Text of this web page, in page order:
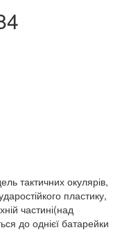
тактичних окулярів,
пластику,
частині(над
до однієї батарейки